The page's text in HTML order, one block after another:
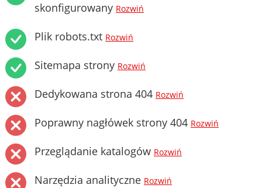
skonfigurowany Rozwiń
Plik robots.txt Rozwiń
Sitemapa strony Rozwiń
Dedykowana strona 404 Rozwiń
Poprawny nagłówek strony 404 Rozwiń
Przeglądanie katalogów Rozwiń
Narzędzia analityczne Rozwiń